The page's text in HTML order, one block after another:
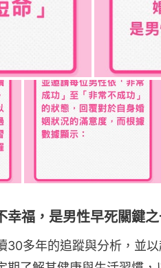
幸福，是男性早死關鍵
30多年的追蹤與分析，並